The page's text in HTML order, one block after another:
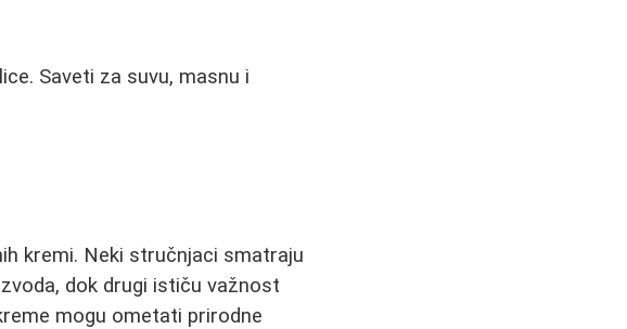
Saveti za suvu, masnu i
kremi. Neki stručnjaci smatraju
dok drugi ističu važnost
mogu ometati prirodne